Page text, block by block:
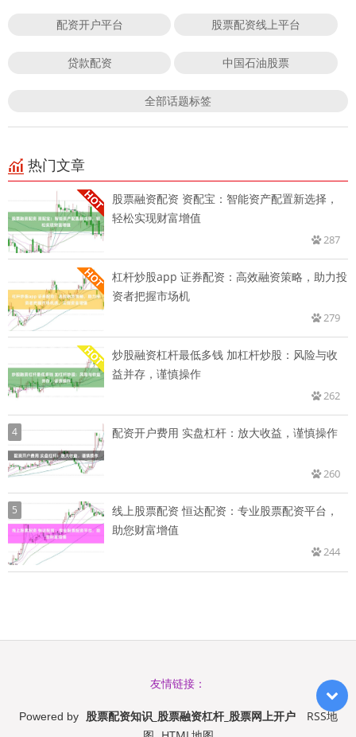
配资开户平台 股票配资线上平台
贷款配资 中国石油股票
全部话题标签
热门文章
股票融资配资 资配宝：智能资产配置新选择，
轻松实现财富增值
287
杠杆炒股app 证券配资：高效融资策略，助力投
资者把握市场机
279
炒股融资杠杆最低多钱 加杠杆炒股：风险与收
益并存，谨慎操作
262
4 配资开户费用 实盘杠杆：放大收益，谨慎操作
260
5
线上股票配资 恒达配资：专业股票配资平台，
助您财富增值
244
友情链接：
Powered by 股票配资知识_股票融资杠杆_股票网上开户
RSS地